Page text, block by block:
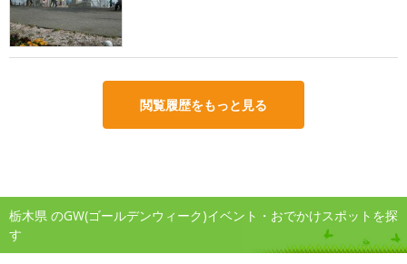
閲覧履歴をもっと見る
栃木県 のGW(ゴールデンウィーク)イベント・おでかけスポットを探
す